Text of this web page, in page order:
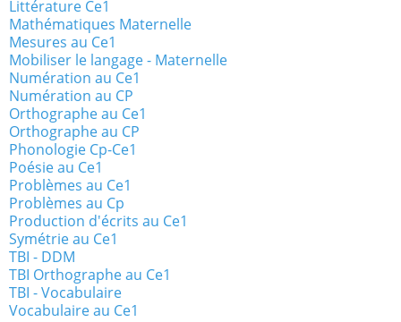
Littérature Ce1
Mathématiques Maternelle
Mesures au Ce1
Mobiliser le langage - Maternelle
Numération au Ce1
Numération au CP
Orthographe au Ce1
Orthographe au CP
Phonologie Cp-Ce1
Poésie au Ce1
Problèmes au Ce1
Problèmes au Cp
Production d'écrits au Ce1
Symétrie au Ce1
TBI - DDM
TBI Orthographe au Ce1
TBI - Vocabulaire
Vocabulaire au Ce1